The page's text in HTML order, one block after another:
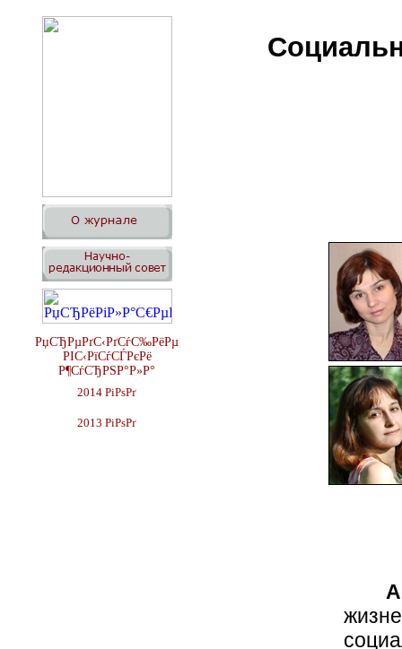
РџСЂРµРґС‹РґСѓС‰РёРµ
РІС‹РїСѓСЃРєРё
Р¶СѓСЂРЅР°Р»Р°
2014 РіРѕРґ
2013 РіРѕРґ